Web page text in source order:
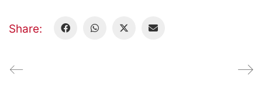
Share: